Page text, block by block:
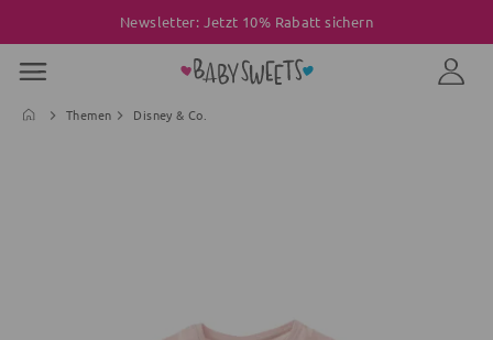
Newsletter: Jetzt 10% Rabatt sichern
Themen Disney & Co.